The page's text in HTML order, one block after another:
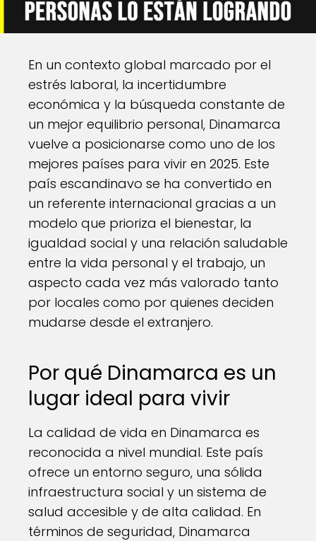
En un contexto global marcado por el
estrés laboral, la incertidumbre
económica y la búsqueda constante de
un mejor equilibrio personal, Dinamarca
vuelve a posicionarse como uno de los
mejores países para vivir en 2025. Este
país escandinavo se ha convertido en
un referente internacional gracias a un
modelo que prioriza el bienestar, la
igualdad social y una relación saludable
entre la vida personal y el trabajo, un
aspecto cada vez más valorado tanto
por locales como por quienes deciden
mudarse desde el extranjero.
Por qué Dinamarca es un
lugar ideal para vivir
La calidad de vida en Dinamarca es
reconocida a nivel mundial. Este país
ofrece un entorno seguro, una sólida
infraestructura social y un sistema de
salud accesible y de alta calidad. En
términos de seguridad, Dinamarca